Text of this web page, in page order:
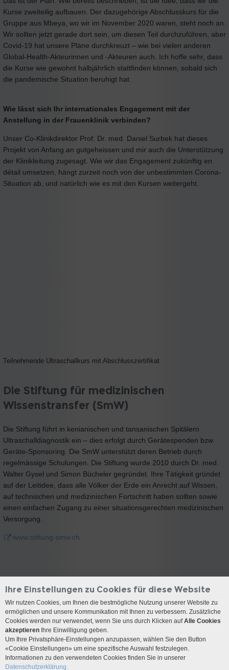
Kurse zweiteilig aufbauen. Der dazugehörige Abschlusskurs für die
Gruppe aus Mbeya, wo wir im November 2020 waren, steht noch an.
Wir sollten jetzt gerade dort sein, um diesen Teil durchzuführen, aber
Covid-19 hat unsere Pläne durchkreuzt – wie bei vielen anderen
Global-Health-Akteurinnen und -Akteuren auch. Ich hoffe sehr, dass
die Kurse wie gewohnt halbjährlich stattfinden können, sobald sich
die pandemische Situation beruhigt hat.
Wie lässt sich Ihr internationales Engagement mit der
Anstellung in der Frauenklinik verbinden?
Unser Co-Klinikdirektor Prof. Dr. med. Daniel Surbek hat dieses
Projekt von Anfang an gutgeheissen und mir auch die Unterstützung
der Klinikleitung zugesagt. Wie wir das Engagement zukünftig en
détail umsetzen, hängt zurzeit noch von der unbestimmten Corona-
Situation ab, und natürlich wie es mit den Kursen weitergeht.
Teilnehmende Ultraschallkurs mit Abschlusszertifikat
Die Stiftung für medizinischen
Wissenstransfer (SmW)
Die Stiftung führt in kenianischen und tansanischen Spitälern
Ultraschalldiagnostik ein – dies erfolgt durch Gerätespenden bzw.
Geräte-Sponsoring. Die SmW unterstützt deren Betrieb durch
regelmässige Schulungen. Die Stiftung wurde 2010 durch Dr. med.
Walter Gysel und Simon Bücheler gegründet. Ihre Tätigkeit gründet
auf der Leitidee, dass alle Völker der Erde ein Anrecht auf Wissen,
auf technischen und medizinischen Fortschritt haben sollten sowie
einen einfachen Zugang zu einer situationsgerechten medizinischen
Versorgung.
www.stiftung-smw.ch
Kontakt
Anreise
Social Media
Ihre Einstellungen zu Cookies für diese Website
Wir nutzen Cookies, um Ihnen die bestmögliche Nutzung unserer Website zu
ermöglichen und unsere Kommunikation mit Ihnen zu verbessern. Zusätzliche
Cookies werden nur verwendet, wenn Sie uns durch Klicken aufAlle Cookies
akzeptieren Ihre Einwilligung geben.
Um Ihre Privatsphäre-Einstellungen anzupassen, wählen Sie den Button
«Cookie Einstellungen» um eine spezifische Auswahl festzulegen.
Informationen zu den verwendeten Cookies finden Sie in unserer
Datenschutzerklärung.